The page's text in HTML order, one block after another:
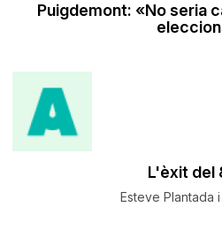
Puigdemont: «No seria
L'èxit del
Esteve Plantada